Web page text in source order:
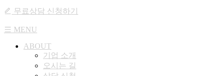
무료상담 신청하기
MENU
ABOUT
기업 소개
오시는 길